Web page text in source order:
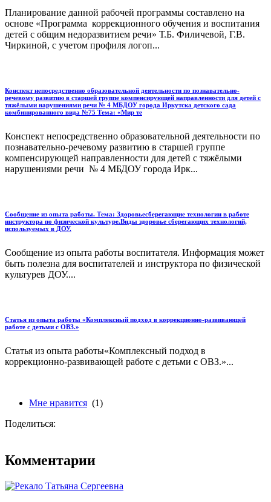
Планирование данной рабочей программы составлено на
основе «Программа коррекционного обучения и воспитания
детей с общим недоразвитием речи» Т.Б. Филичевой, Г.В.
Чиркиной, с учетом профиля логоп...
Конспект непосредственно образовательной деятельности по познавательно-
речевому развитию в старшей группе компенсирующей направленности для детей с
тяжёлыми нарушениями речи № 4 МБДОУ города Иркутска детского сада
комбинированного вида №75 Тема: «Мир те
Конспект непосредственно образовательной деятельности по
познавательно-речевому развитию в старшей группе
компенсирующей направленности для детей с тяжёлыми
нарушениями речи № 4 МБДОУ города Ирк...
Сообщение из опыта работы. Тема: Здоровьесберегающие технологии в работе
инструктора по физической культуре.Виды здоровье сберегающих технологий,
используемых в ДОУ.
Сообщение из опыта работы воспитателя. Информация может
быть полезна для воспитателей и инструктора по физической
культурев ДОУ....
Статья из опыта работы «Комплексный подход в коррекционно-развивающей
работе с детьми с ОВЗ.»
Статья из опыта работы«Комплексный подход в
коррекционно-развивающей работе с детьми с ОВЗ.»...
Мне нравится (1)
Поделиться:
Комментарии